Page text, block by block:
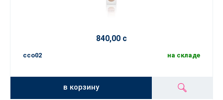
840,00 с
cco02 на складе
в корзину